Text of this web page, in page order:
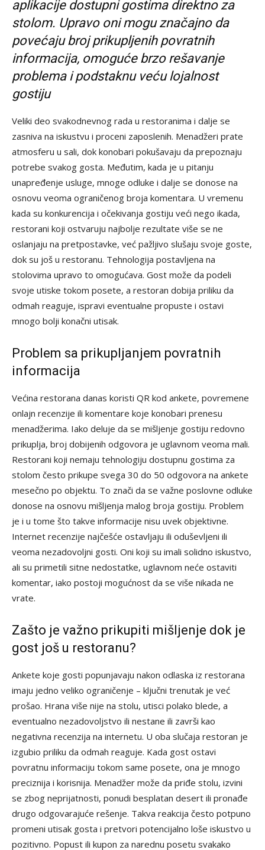
aplikacije dostupni gostima direktno za
stolom. Upravo oni mogu značajno da
povećaju broj prikupljenih povratnih
informacija, omoguće brzo rešavanje
problema i podstaknu veću lojalnost
gostiju
Veliki deo svakodnevnog rada u restoranima i dalje se
zasniva na iskustvu i proceni zaposlenih. Menadžeri prate
atmosferu u sali, dok konobari pokušavaju da prepoznaju
potrebe svakog gosta. Međutim, kada je u pitanju
unapređenje usluge, mnoge odluke i dalje se donose na
osnovu veoma ograničenog broja komentara. U vremenu
kada su konkurencija i očekivanja gostiju veći nego ikada,
restorani koji ostvaruju najbolje rezultate više se ne
oslanjaju na pretpostavke, već pažljivo slušaju svoje goste,
dok su još u restoranu. Tehnologija postavljena na
stolovima upravo to omogućava. Gost može da podeli
svoje utiske tokom posete, a restoran dobija priliku da
odmah reaguje, ispravi eventualne propuste i ostavi
mnogo bolji konačni utisak.
Problem sa prikupljanjem povratnih
informacija
Većina restorana danas koristi QR kod ankete, povremene
onlajn recenzije ili komentare koje konobari prenesu
menadžerima. Iako deluje da se mišljenje gostiju redovno
prikuplja, broj dobijenih odgovora je uglavnom veoma mali.
Restorani koji nemaju tehnologiju dostupnu gostima za
stolom često prikupe svega 30 do 50 odgovora na ankete
mesečno po objektu. To znači da se važne poslovne odluke
donose na osnovu mišljenja malog broja gostiju. Problem
je i u tome što takve informacije nisu uvek objektivne.
Internet recenzije najčešće ostavljaju ili oduševljeni ili
veoma nezadovoljni gosti. Oni koji su imali solidno iskustvo,
ali su primetili sitne nedostatke, uglavnom neće ostaviti
komentar, iako postoji mogućnost da se više nikada ne
vrate.
Zašto je važno prikupiti mišljenje dok je
gost još u restoranu?
Ankete koje gosti popunjavaju nakon odlaska iz restorana
imaju jedno veliko ograničenje – ključni trenutak je već
prošao. Hrana više nije na stolu, utisci polako blede, a
eventualno nezadovoljstvo ili nestane ili završi kao
negativna recenzija na internetu. U oba slučaja restoran je
izgubio priliku da odmah reaguje. Kada gost ostavi
povratnu informaciju tokom same posete, ona je mnogo
preciznija i korisnija. Menadžer može da priđe stolu, izvini
se zbog neprijatnosti, ponudi besplatan desert ili pronađe
drugo odgovarajuće rešenje. Takva reakcija često potpuno
promeni utisak gosta i pretvori potencijalno loše iskustvo u
pozitivno. Popust ili kupon za narednu posetu svakako